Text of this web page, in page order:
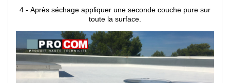
4 - Après séchage appliquer une seconde couche pure sur
toute la surface.